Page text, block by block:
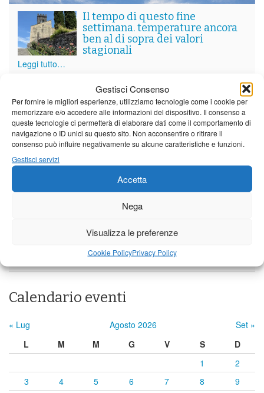
Gestisci Consenso
Per fornire le migliori esperienze, utilizziamo tecnologie come i cookie per
memorizzare e/o accedere alle informazioni del dispositivo. Il consenso a
queste tecnologie ci permetterà di elaborare dati come il comportamento di
navigazione o ID unici su questo sito. Non acconsentire o ritirare il
consenso può influire negativamente su alcune caratteristiche e funzioni.
Gestisci servizi
Accetta
Nega
Visualizza le preferenze
Cookie PolicyPrivacy Policy
Il tempo di questo fine
settimana. temperature ancora
ben al di sopra dei valori
stagionali
Leggi tutto…
Venerdì
Borgo a Mozzano
24°C|37°C 21°C|38°C 22°C|38°C
Barga
24°C|34°C 21°C|35°C 22°C|35°C
24°C|34°C
Calendario eventi
« Lug Agosto 2026
Set »
L
M M G V S
D
1
2
3
4 5 6 7 8
9